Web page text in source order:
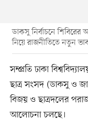
ডাকসু নির্বাচনে
নিয়ে রাজনীতিতে নতুন
সম্প্রতি ঢাকা
ছাত্র সংসদ (ডাকসু ও
বিজয় ও ছাত্রদলের
আলোচনা চলছে।